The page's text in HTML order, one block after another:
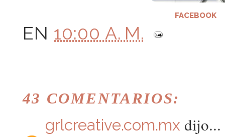
FACEBOOK
EN 10:00 A. M.
43 COMENTARIOS:
grlcreative.com.mx dijo...